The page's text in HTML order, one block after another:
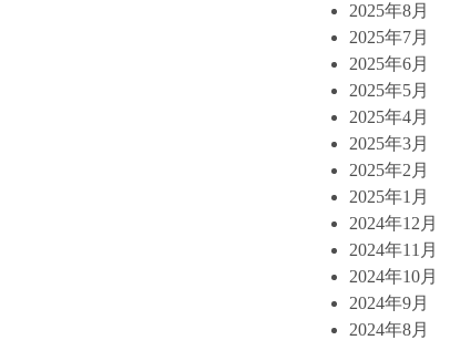
2025年8月
2025年7月
2025年6月
2025年5月
2025年4月
2025年3月
2025年2月
2025年1月
2024年12月
2024年11月
2024年10月
2024年9月
2024年8月